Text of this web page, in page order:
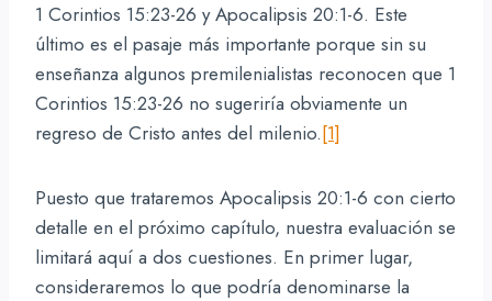
1 Corintios 15:23-26 y Apocalipsis 20:1-6. Este
último es el pasaje más importante porque sin su
enseñanza algunos premilenialistas reconocen que 1
Corintios 15:23-26 no sugeriría obviamente un
regreso de Cristo antes del milenio.[1]
Puesto que trataremos Apocalipsis 20:1-6 con cierto
detalle en el próximo capítulo, nuestra evaluación se
limitará aquí a dos cuestiones. En primer lugar,
consideraremos lo que podría denominarse la